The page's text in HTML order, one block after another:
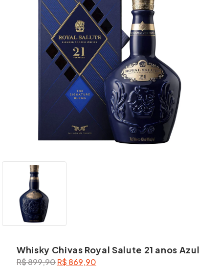
Whisky Chivas Royal Salute 21 anos Azul
R$899,90O
R$ 869,90